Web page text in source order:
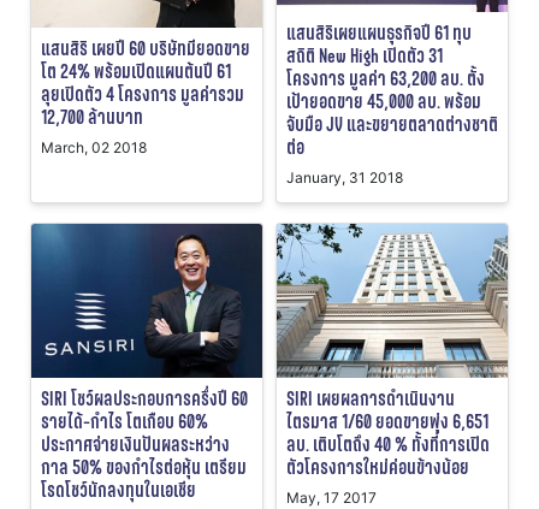
แสนสิริ เผยปี 60 บริษัทมียอดขาย
โต 24% พร้อมเปิดแผนต้นปี 61
ลุยเปิดตัว 4 โครงการ มูลค่ารวม
12,700 ล้านบาท
March, 02 2018
แสนสิริเผยแผนธุรกิจปี 61 ทุบ
สถิติ New High เปิดตัว 31
โครงการ มูลค่า 63,200 ลบ. ตั้ง
เป้ายอดขาย 45,000 ลบ. พร้อม
จับมือ JV และขยายตลาดต่างชาติ
ต่อ
January, 31 2018
SIRI โชว์ผลประกอบการครึ่งปี 60
รายได้-กำไร โตเกือบ 60%
ประกาศจ่ายเงินปันผลระหว่าง
กาล 50% ของกำไรต่อหุ้น เตรียม
โรดโชว์นักลงทุนในเอเชีย
SIRI เผยผลการดำเนินงาน
ไตรมาส 1/60 ยอดขายพุ่ง 6,651
ลบ. เติบโตถึง 40 % ทั้งที่การเปิด
ตัวโครงการใหม่ค่อนข้างน้อย
May, 17 2017